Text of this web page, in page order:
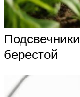
берестой